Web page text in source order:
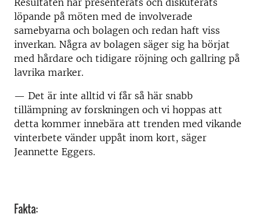
Resultaten har presenterats och diskuterats
löpande på möten med de involverade
samebyarna och bolagen och redan haft viss
inverkan. Några av bolagen säger sig ha börjat
med hårdare och tidigare röjning och gallring på
lavrika marker.
— Det är inte alltid vi får så här snabb
tillämpning av forskningen och vi hoppas att
detta kommer innebära att trenden med vikande
vinterbete vänder uppåt inom kort, säger
Jeannette Eggers.
Fakta: